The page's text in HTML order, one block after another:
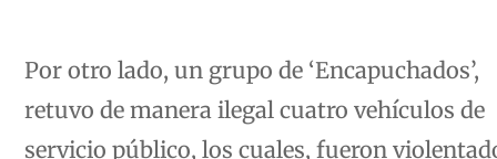
Por otro lado, un grupo de ‘Encapuchados’,
retuvo de manera ilegal cuatro vehículos de
servicio público, los cuales, fueron